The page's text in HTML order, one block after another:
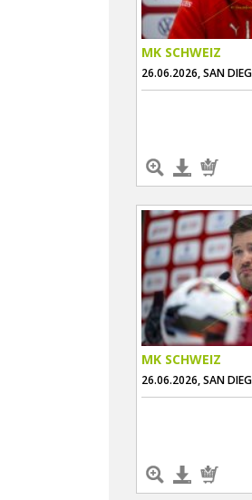
MK SCHWEIZ
26.06.2026, SAN
MK SCHWEIZ
26.06.2026, SAN